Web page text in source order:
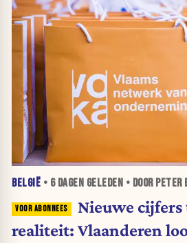
BELGIË • 6 DAGEN GELEDEN • DOOR PETER
Nieuwe
realiteit: Vlaanderen